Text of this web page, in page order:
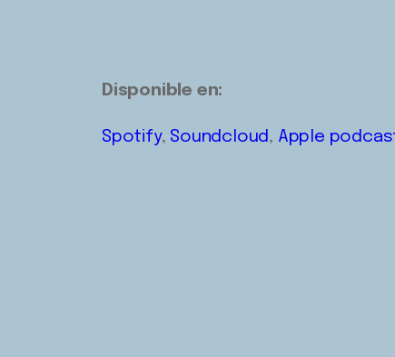
Disponible en:
Spotify, Soundcloud , Apple